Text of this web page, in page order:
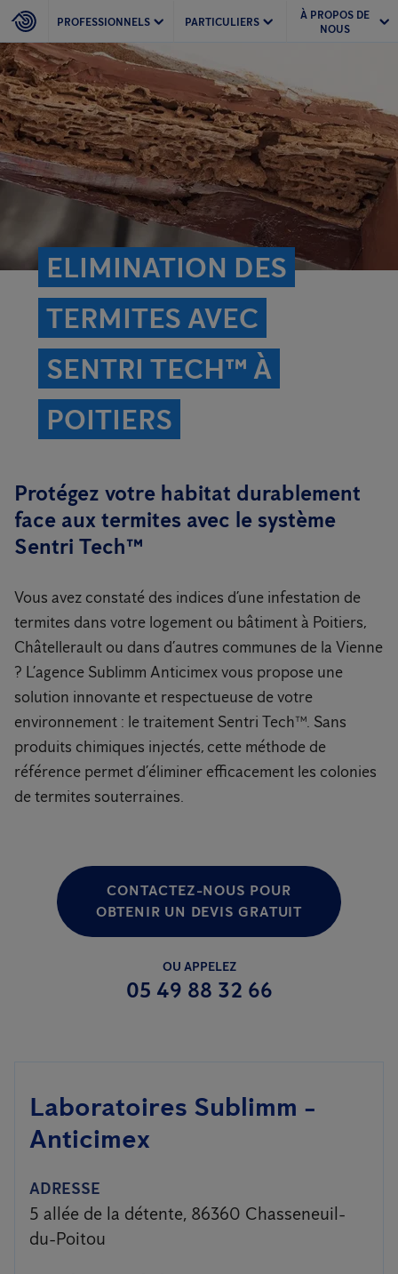
PROFESSIONNELS PARTICULIERS
À PROPOS DE
NOUS
ELIMINATION DES
TERMITES AVEC
SENTRI TECH™ À
POITIERS
Protégez votre habitat durablement
face aux termites avec le système
Sentri Tech™
Vous avez constaté des indices d’une infestation de
termites dans votre logement ou bâtiment à Poitiers,
Châtellerault ou dans d’autres communes de la Vienne
? L’agence Sublimm Anticimex vous propose une
solution innovante et respectueuse de votre
environnement : le traitement Sentri Tech™. Sans
produits chimiques injectés, cette méthode de
référence permet d’éliminer efficacement les colonies
de termites souterraines.
CONTACTEZ-NOUS POUR
OBTENIR UN DEVIS GRATUIT
OU APPELEZ
05 49 88 32 66
Laboratoires Sublimm -
Anticimex
ADRESSE
5 allée de la détente, 86360 Chasseneuil-
du-Poitou